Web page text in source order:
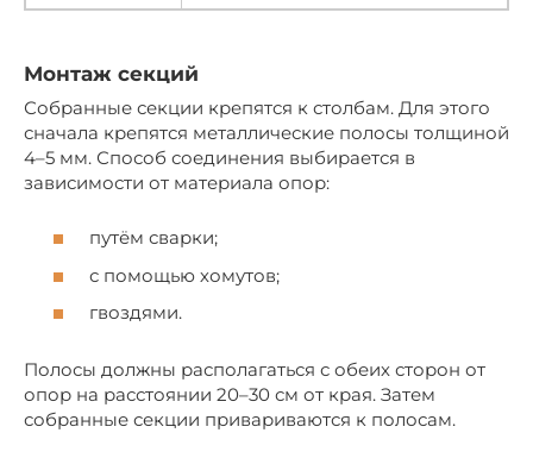
Монтаж секций
Собранные секции крепятся к столбам. Для этого
сначала крепятся металлические полосы толщиной
4–5 мм. Способ соединения выбирается в
зависимости от материала опор:
путём сварки;
с помощью хомутов;
гвоздями.
Полосы должны располагаться с обеих сторон от
опор на расстоянии 20–30 см от края. Затем
собранные секции привариваются к полосам.